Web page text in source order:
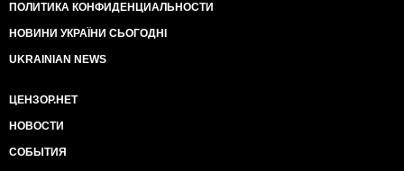
ПОЛИТИКА КОНФИДЕНЦИАЛЬНОСТИ
НОВИНИ УКРАЇНИ СЬОГОДНІ
UKRAINIAN NEWS
ЦЕНЗОР.НЕТ
НОВОСТИ
СОБЫТИЯ